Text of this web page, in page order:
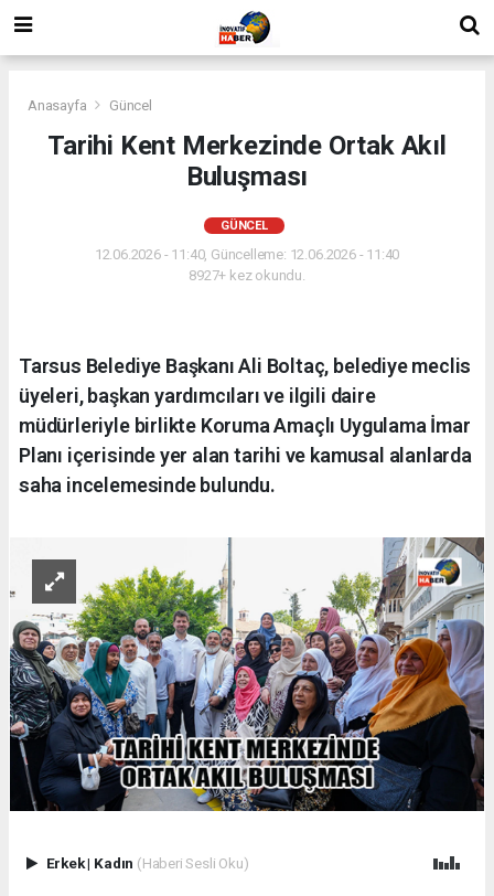
Anasayfa Güncel
Tarihi Kent Merkezinde Ortak Akıl
Buluşması
GÜNCEL
12.06.2026 - 11:40, Güncelleme: 12.06.2026 - 11:40
8927+ kez okundu.
Tarsus Belediye Başkanı Ali Boltaç, belediye meclis
üyeleri, başkan yardımcıları ve ilgili daire
müdürleriyle birlikte Koruma Amaçlı Uygulama İmar
Planı içerisinde yer alan tarihi ve kamusal alanlarda
saha incelemesinde bulundu.
Erkek| Kadın (Haberi Sesli Oku)